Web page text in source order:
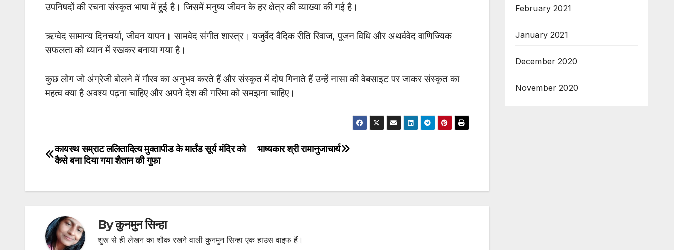
उपनिषदों की रचना संस्कृत भाषा में हुई है। जिसमें मनुष्य जीवन के हर क्षेत्र की व्याख्या की गई है।
ऋग्वेद सामान्य दिनचर्या, जीवन यापन।सामवेद संगीत शास्त्र। यजुर्वेद वैदिक रीति रिवाज, पूजन विधि और अथर्ववेद वाणिज्यिक
सफलता को ध्यान में रखकर बनाया गया है।
कुछ लोग जो अंग्रेजी बोलने में गौरव का अनुभव करते हैं और संस्कृत में दोष गिनाते हैं उन्हें नासा की वेबसाइट पर जाकर संस्कृत का
महत्व क्या है अवश्य पढ़ना चाहिए और अपने देश की गरिमा को समझना चाहिए।
Post
भाष्यकार श्री रामानुजाचार्य
कायस्थ सम्राट ललितादित्य मुक्तापीड के मार्तंड सूर्य मंदिर को
कैसे बना दिया गया शैतान की गुफा
Byकुनमुन सिन्हा
शुरू से ही लेखन का शौक रखने वाली कुनमुन सिन्हा एक हाउस वाइफ हैं।
February 2021
January 2021
December 2020
November 2020